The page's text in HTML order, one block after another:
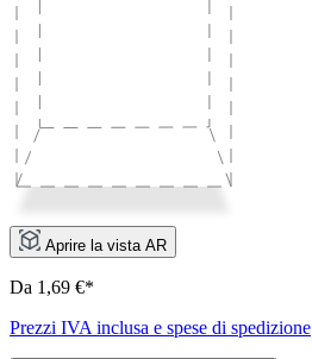
Aprire la vista AR
Da 1,69 €*
Prezzi IVA inclusa e spese di spedizione